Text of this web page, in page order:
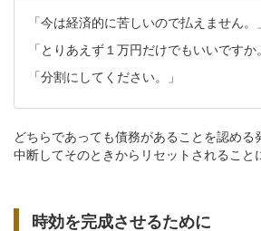
「今は経済的に苦しいので払えません。」
「とりあえず１万円だけでもいいですか
「分割にしてください。」
どちらであっても債務があることを認める
中断してそのときからリセットされること
時効を完成させるために